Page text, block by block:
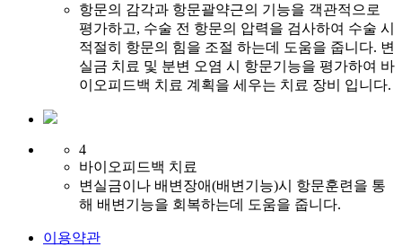
항문의 감각과 항문괄약근의 기능을 객관적으로
평가하고, 수술 전 항문의 압력을 검사하여 수술 시
적절히 항문의 힘을 조절 하는데 도움을 줍니다. 변
실금 치료 및 분변 오염 시 항문기능을 평가하여 바
이오피드백 치료 계획을 세우는 치료 장비 입니다.
4
바이오피드백 치료
변실금이나 배변장애(배변기능)시 항문훈련을 통
해 배변기능을 회복하는데 도움을 줍니다.
이용약관